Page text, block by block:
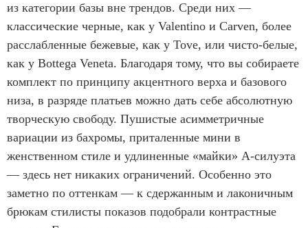
из категории базы вне трендов. Среди них —
классические черные, как у Valentino и Carven, более
расслабленные бежевые, как у Tove, или чисто-белые,
как у Bottega Veneta. Благодаря тому, что вы собираете
комплект по принципу акцентного верха и базового
низа, в разряде платьев можно дать себе абсолютную
творческую свободу. Пушистые асимметричные
вариации из бахромы, приталенные мини в
женственном стиле и удлиненные «майки» А-силуэта
— здесь нет никаких ограничений. Особенно это
заметно по оттенкам — к сдержанным и лаконичным
брюкам стилисты показов подобрали контрастные